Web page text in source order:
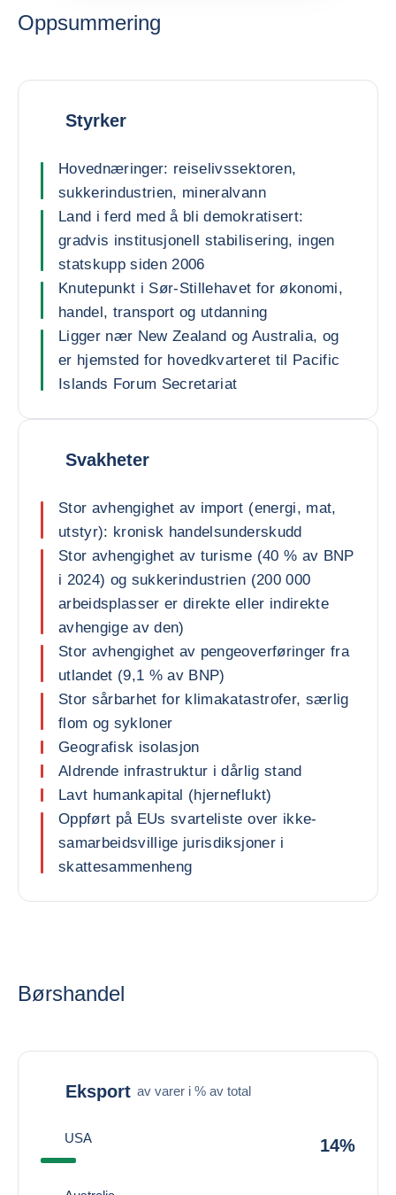
Oppsummering
Styrker
Hovednæringer: reiselivssektoren,
sukkerindustrien, mineralvann
Land i ferd med å bli demokratisert:
gradvis institusjonell stabilisering, ingen
statskupp siden 2006
Knutepunkt i Sør-Stillehavet for økonomi,
handel, transport og utdanning
Ligger nær New Zealand og Australia, og
er hjemsted for hovedkvarteret til Pacific
Islands Forum Secretariat
Svakheter
Stor avhengighet av import (energi, mat,
utstyr): kronisk handelsunderskudd
Stor avhengighet av turisme (40 % av BNP
i 2024) og sukkerindustrien (200 000
arbeidsplasser er direkte eller indirekte
avhengige av den)
Stor avhengighet av pengeoverføringer fra
utlandet (9,1 % av BNP)
Stor sårbarhet for klimakatastrofer, særlig
flom og sykloner
Geografisk isolasjon
Aldrende infrastruktur i dårlig stand
Lavt humankapital (hjerneflukt)
Oppført på EUs svarteliste over ikke-
samarbeidsvillige jurisdiksjoner i
skattesammenheng
Børshandel
Eksport av varer i % av total
USA 14%